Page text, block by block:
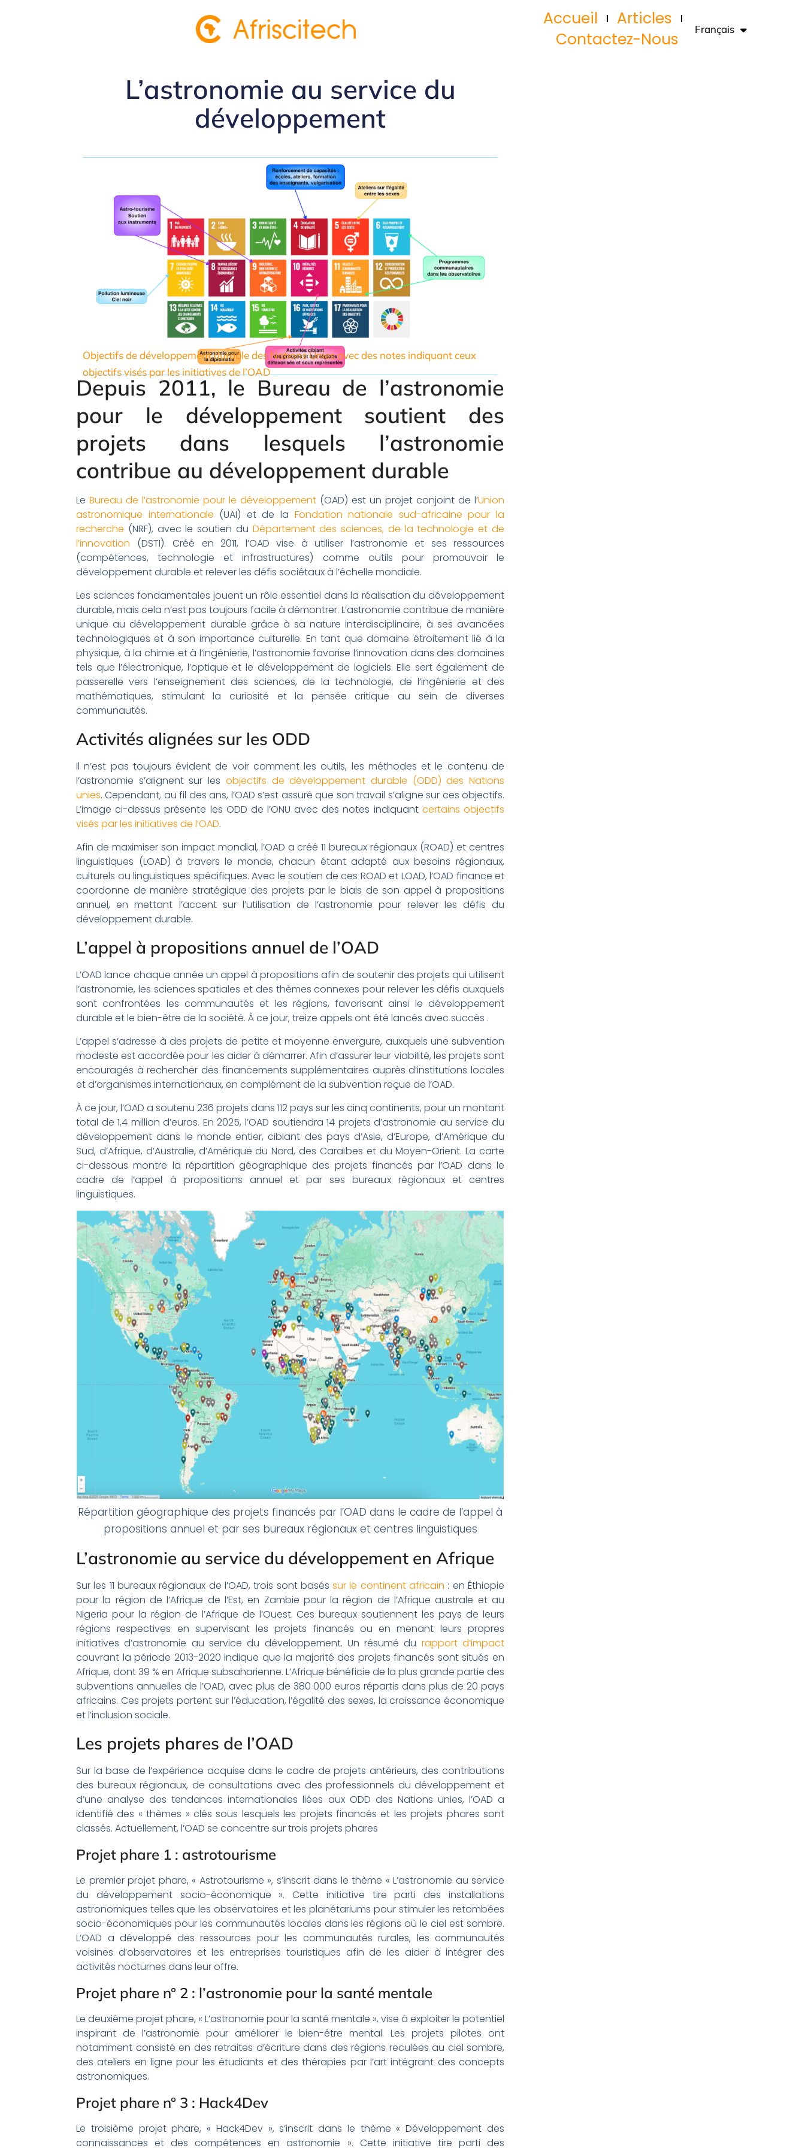
Accueil
Articles
Contactez-Nous
Français
English
L’astronomie au service du
développement
Objectifs de développement durable des Nations Unies avec des notes indiquant ceux
objectifs visés par les initiatives de l’OAD
Depuis 2011, le Bureau de l’astronomie
pour le développement soutient des
projets dans lesquels l’astronomie
contribue au développement durable
Le Bureau de l’astronomie pour le développement (OAD) est un projet conjoint de l’Union
astronomique internationale (UAI) et de la Fondation nationale sud-africaine pour la
recherche (NRF), avec le soutien du Département des sciences, de la technologie et de
l’innovation (DSTI). Créé en 2011, l’OAD vise à utiliser l’astronomie et ses ressources
(compétences, technologie et infrastructures) comme outils pour promouvoir le
développement durable et relever les défis sociétaux à l’échelle mondiale.
Les sciences fondamentales jouent un rôle essentiel dans la réalisation du développement
durable, mais cela n’est pas toujours facile à démontrer. L’astronomie contribue de manière
unique au développement durable grâce à sa nature interdisciplinaire, à ses avancées
technologiques et à son importance culturelle. En tant que domaine étroitement lié à la
physique, à la chimie et à l’ingénierie, l’astronomie favorise l’innovation dans des domaines
tels que l’électronique, l’optique et le développement de logiciels. Elle sert également de
passerelle vers l’enseignement des sciences, de la technologie, de l’ingénierie et des
mathématiques, stimulant la curiosité et la pensée critique au sein de diverses
communautés.
Activités alignées sur les ODD
Il n’est pas toujours évident de voir comment les outils, les méthodes et le contenu de
l’astronomie s’alignent sur les objectifs de développement durable (ODD) des Nations
unies. Cependant, au fil des ans, l’OAD s’est assuré que son travail s’aligne sur ces objectifs.
L’image ci-dessus présente les ODD de l’ONU avec des notes indiquant certains objectifs
visés par les initiatives de l’OAD.
Afin de maximiser son impact mondial, l’OAD a créé 11 bureaux régionaux (ROAD) et centres
linguistiques (LOAD) à travers le monde, chacun étant adapté aux besoins régionaux,
culturels ou linguistiques spécifiques. Avec le soutien de ces ROAD et LOAD, l’OAD finance et
coordonne de manière stratégique des projets par le biais de son appel à propositions
annuel, en mettant l’accent sur l’utilisation de l’astronomie pour relever les défis du
développement durable.
L’appel à propositions annuel de l’OAD
L’OAD lance chaque année un appel à propositions afin de soutenir des projets qui utilisent
l’astronomie, les sciences spatiales et des thèmes connexes pour relever les défis auxquels
sont confrontées les communautés et les régions, favorisant ainsi le développement
durable et le bien-être de la société. À ce jour, treize appels ont été lancés avec succès .
L’appel s’adresse à des projets de petite et moyenne envergure, auxquels une subvention
modeste est accordée pour les aider à démarrer. Afin d’assurer leur viabilité, les projets sont
encouragés à rechercher des financements supplémentaires auprès d’institutions locales
et d’organismes internationaux, en complément de la subvention reçue de l’OAD.
À ce jour, l’OAD a soutenu 236 projets dans 112 pays sur les cinq continents, pour un montant
total de 1,4 million d’euros. En 2025, l’OAD soutiendra 14 projets d’astronomie au service du
développement dans le monde entier, ciblant des pays d’Asie, d’Europe, d’Amérique du
Sud, d’Afrique, d’Australie, d’Amérique du Nord, des Caraïbes et du Moyen-Orient. La carte
ci-dessous montre la répartition géographique des projets financés par l’OAD dans le
cadre de l’appel à propositions annuel et par ses bureaux régionaux et centres
linguistiques.
Répartition géographique des projets financés par l’OAD dans le cadre de l’appel à
propositions annuel et par ses bureaux régionaux et centres linguistiques
L’astronomie au service du développement en Afrique
Sur les 11 bureaux régionaux de l’OAD, trois sont baséssur le continent africain : en Éthiopie
pour la région de l’Afrique de l’Est, en Zambie pour la région de l’Afrique australe et au
Nigeria pour la région de l’Afrique de l’Ouest. Ces bureaux soutiennent les pays de leurs
régions respectives en supervisant les projets financés ou en menant leurs propres
initiatives d’astronomie au service du développement. Un résumé du rapport d’impact
couvrant la période 2013-2020 indique que la majorité des projets financés sont situés en
Afrique, dont 39 % en Afrique subsaharienne. L’Afrique bénéficie de la plus grande partie des
subventions annuelles de l’OAD, avec plus de 380 000 euros répartis dans plus de 20 pays
africains. Ces projets portent sur l’éducation, l’égalité des sexes, la croissance économique
et l’inclusion sociale.
Les projets phares de l’OAD
Sur la base de l’expérience acquise dans le cadre de projets antérieurs, des contributions
des bureaux régionaux, de consultations avec des professionnels du développement et
d’une analyse des tendances internationales liées aux ODD des Nations unies, l’OAD a
identifié des « thèmes » clés sous lesquels les projets financés et les projets phares sont
classés. Actuellement, l’OAD se concentre sur trois projets phares
Projet phare 1 : astrotourisme
Le premier projet phare, « Astrotourisme », s’inscrit dans le thème « L’astronomie au service
du développement socio-économique ». Cette initiative tire parti des installations
astronomiques telles que les observatoires et les planétariums pour stimuler les retombées
socio-économiques pour les communautés locales dans les régions où le ciel est sombre.
L’OAD a développé des ressources pour les communautés rurales, les communautés
voisines d’observatoires et les entreprises touristiques afin de les aider à intégrer des
activités nocturnes dans leur offre.
Projet phare n° 2 : l’astronomie pour la santé mentale
Le deuxième projet phare, « L’astronomie pour la santé mentale », vise à exploiter le potentiel
inspirant de l’astronomie pour améliorer le bien-être mental. Les projets pilotes ont
notamment consisté en des retraites d’écriture dans des régions reculées au ciel sombre,
des ateliers en ligne pour les étudiants et des thérapies par l’art intégrant des concepts
astronomiques.
Projet phare n° 3 : Hack4Dev
Le troisième projet phare, « Hack4Dev », s’inscrit dans le thème « Développement des
connaissances et des compétences en astronomie ». Cette initiative tire parti des